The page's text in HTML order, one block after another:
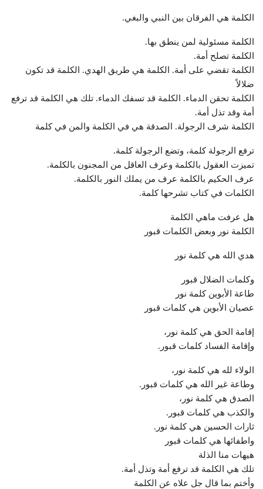
الكلمة هي الفرقان بين النبي والبغي.
الكلمة مسئولية لمن ينطق بها.
الكلمة تصلح أمة.
الكلمة تقضي على أمة. الكلمة هي طريق الهدي. الكلمة قد تكون
ضلالاً
الكلمة تحقن الدماء. الكلمة قد تسفك الدماء. تلك هي الكلمة قد ترفع
أمة وقد تذل أمة.
الكلمة شرف الرجولة. الصدقة هي في الكلمة والمن في كلمة
ترفع الرجولة كلمة، وتضع الرجولة كلمة.
تميزت العقول بالكلمة وعرف العاقل من المجنون بالكلمة.
عرف الحكيم بالكلمة عرف من يملك النور بالكلمة.
الكلمات في كتاب تشرحها كلمة.
هل عرفت ماهي الكلمة
الكلمة نور وبعض الكلمات قبور
هدي الله هي كلمة نور
وكلمات الضلال قبور
طاعة الأبوين كلمة نور
عصيان الأبوين هي كلمات قبور
إقامة الحق هي كلمة نور،
وإقامة الفساد كلمات قبور.
الولاء لله هي كلمة نور،
وطاعة غير الله هي كلمات قبور.
الصدق هي كلمة نور،
والكذب هي كلمات قبور.
ثارات الحسين هي كلمة نور.
واطفائها هي كلمات قبور
هيهات منا الذلة
تلك هي الكلمة قد ترفع أمة وتذل أمة.
وأختم بما قال جل علاه عن الكلمة